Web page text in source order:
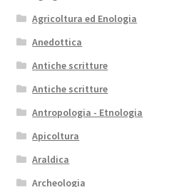
Agricoltura ed Enologia
Anedottica
Antiche scritture
Antiche scritture
Antropologia - Etnologia
Apicoltura
Araldica
Archeologia